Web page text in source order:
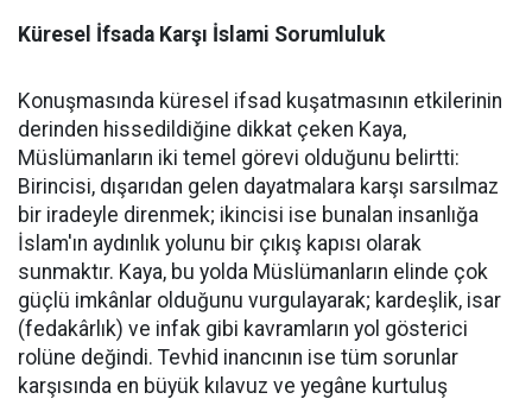
Küresel İfsada Karşı İslami Sorumluluk
Konuşmasında küresel ifsad kuşatmasının etkilerinin
derinden hissedildiğine dikkat çeken Kaya,
Müslümanların iki temel görevi olduğunu belirtti:
Birincisi, dışarıdan gelen dayatmalara karşı sarsılmaz
bir iradeyle direnmek; ikincisi ise bunalan insanlığa
İslam'ın aydınlık yolunu bir çıkış kapısı olarak
sunmaktır. Kaya, bu yolda Müslümanların elinde çok
güçlü imkânlar olduğunu vurgulayarak; kardeşlik, isar
(fedakârlık) ve infak gibi kavramların yol gösterici
rolüne değindi. Tevhid inancının ise tüm sorunlar
karşısında en büyük kılavuz ve yegâne kurtuluş